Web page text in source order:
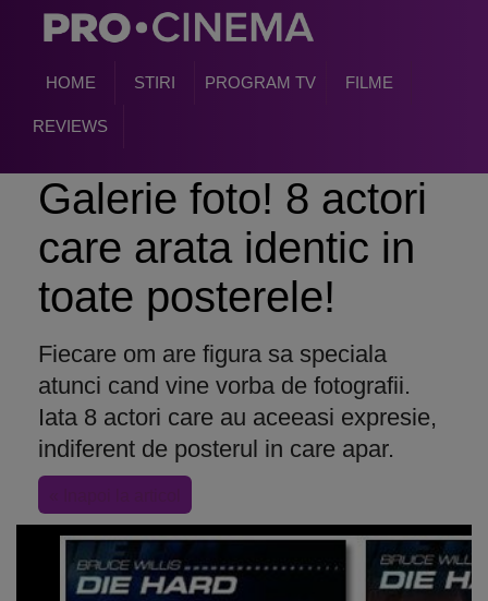
HOME STIRI PROGRAM TV FILME
REVIEWS
Galerie foto! 8 actori
care arata identic in
toate posterele!
Fiecare om are figura sa speciala
atunci cand vine vorba de fotografii.
Iata 8 actori care au aceeasi expresie,
indiferent de posterul in care apar.